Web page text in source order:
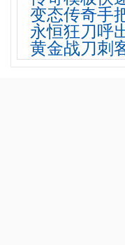
变态传奇手
永恒狂刀呼
黄金战刀刺